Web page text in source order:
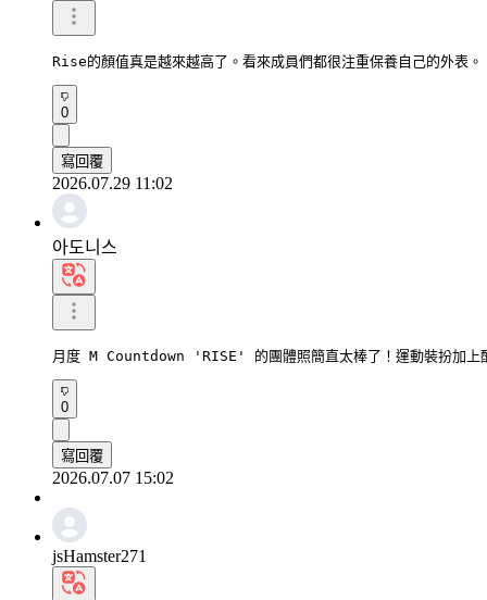
Rise的顏值真是越來越高了。看來成員們都很注重保養自己的外表。
0
寫回覆
2026.07.29 11:02
아도니스
月度 M Countdown 'RISE' 的團體照簡直太棒了！運動裝扮加上
0
寫回覆
2026.07.07 15:02
jsHamster271